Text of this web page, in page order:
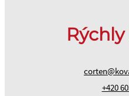
+420